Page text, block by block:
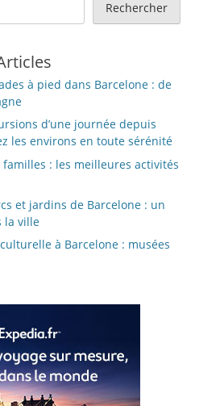
Rechercher
à pied dans Barcelone : de
d’une journée depuis
les environs en toute sérénité
: les meilleures activités
et jardins de Barcelone : un
la ville
à Barcelone : musées